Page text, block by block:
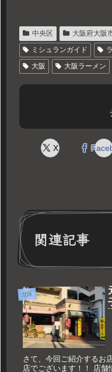
中央区 大阪府大阪
ミシュランガイド
大阪
大阪ラーメン
X
関連記事
北区
さて、今回ご紹介するお
店でございます！！ 店